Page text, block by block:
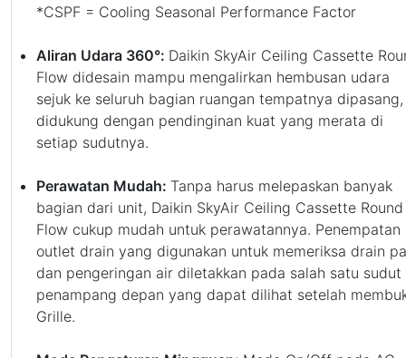
*CSPF = Cooling Seasonal Performance Factor
Aliran Udara 360°: Daikin SkyAir Ceiling Cassette
Flow didesain mampu mengalirkan hembusan udara
sejuk ke seluruh bagian ruangan tempatnya dipasang,
didukung dengan pendinginan kuat yang merata di
setiap sudutnya.
Perawatan Mudah: Tanpa harus melepaskan banyak
bagian dari unit, Daikin SkyAir Ceiling Cassette Round
Flow cukup mudah untuk perawatannya. Penempatan
outlet drain yang digunakan untuk memeriksa drain
dan pengeringan air diletakkan pada salah satu sudut
penampang depan yang dapat dilihat setelah
Grille.